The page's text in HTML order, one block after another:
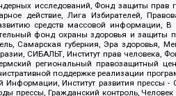
исследований, Фонд защиты
действие, Лига Избирателей,
средств массовой информации,
фонд охраны здоровья и
Самарская губерния, Эра
СИБАЛЬТ, Институт прав человека,
региональный правозащитный
поддержке реализации
Институт развития прессы
прессы, Гражданский контроль,